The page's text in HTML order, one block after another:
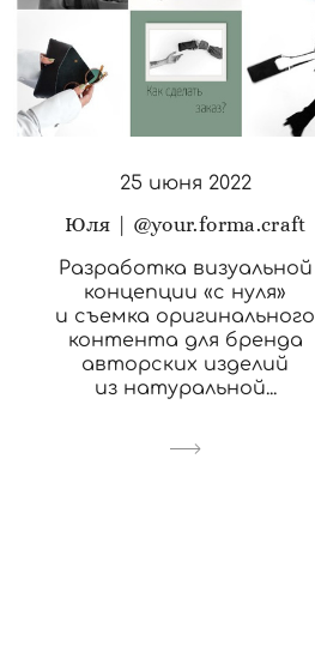
25 июня 2022
Юля | @your.forma.craft
Разработка визуальной
концепции «с нуля»
и съемка оригинального
контента для бренда
авторских изделий
из натуральной...